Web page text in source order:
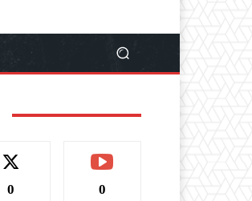
0 0